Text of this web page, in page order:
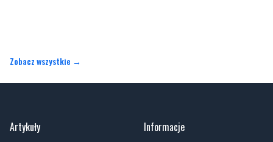
Zobacz wszystkie →
Artykuły Informacje